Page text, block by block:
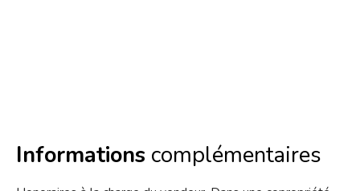
Informations complémentaires